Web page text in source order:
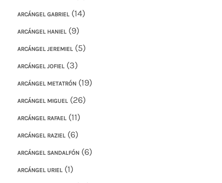
ARCÁNGEL GABRIEL (14)
ARCÁNGEL HANIEL (9)
ARCÁNGEL JEREMIEL (5)
ARCÁNGEL JOFIEL (3)
ARCÁNGEL METATRÓN (19)
ARCÁNGEL MIGUEL (26)
ARCÁNGEL RAFAEL (11)
ARCÁNGEL RAZIEL (6)
ARCÁNGEL SANDALFÓN (6)
ARCÁNGEL URIEL (1)